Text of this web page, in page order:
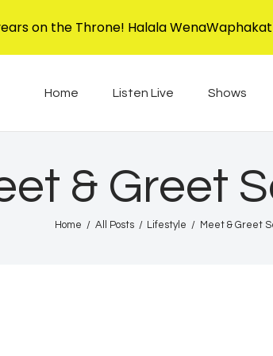
Home Listen Live Shows
& Greet
Home All Posts Lifestyle Meet & Greet
Liphimbo Lesive Eswatini
Home
Schedule
News
on the Throne! Halala